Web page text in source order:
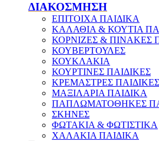
ΔΙΑΚΟΣΜΗΣΗ
ΕΠΙΤΟΙΧΑ ΠΑΙΔΙΚΑ
ΚΑΛΑΘΙΑ & ΚΟΥΤΙΑ
ΚΟΡΝΙΖΕΣ & ΠΙΝΑΚΕΣ
ΚΟΥΒΕΡΤΟΥΛΕΣ
ΚΟΥΚΛΑΚΙΑ
ΚΟΥΡΤΙΝΕΣ ΠΑΙΔΙΚΕΣ
ΚΡΕΜΑΣΤΡΕΣ ΠΑΙΔΙΚΕΣ
ΜΑΞΙΛΑΡΙΑ ΠΑΙΔΙΚΑ
ΠΑΠΛΩΜΑΤΟΘΗΚΕΣ
ΣΚΗΝΕΣ
ΦΩΤΑΚΙΑ & ΦΩΤΙΣΤΙΚΑ
ΧΑΛΑΚΙΑ ΠΑΙΔΙΚΑ